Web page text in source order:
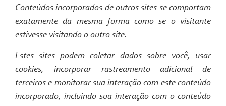
Conteúdos incorporados de outros sites se comportam
exatamente da mesma forma como se o visitante
estivesse visitando o outro site.
Estes sites podem coletar dados sobre você, usar
cookies, incorporar rastreamento adicional de
terceiros e monitorar sua interação com este conteúdo
incorporado, incluindo sua interação com o conteúdo